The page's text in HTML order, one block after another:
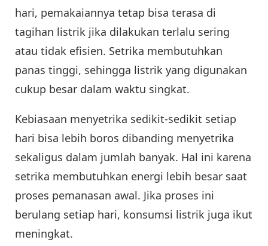
hari, pemakaiannya tetap bisa terasa di
tagihan listrik jika dilakukan terlalu sering
atau tidak efisien. Setrika membutuhkan
panas tinggi, sehingga listrik yang digunakan
cukup besar dalam waktu singkat.
Kebiasaan menyetrika sedikit-sedikit setiap
hari bisa lebih boros dibanding menyetrika
sekaligus dalam jumlah banyak. Hal ini karena
setrika membutuhkan energi lebih besar saat
proses pemanasan awal. Jika proses ini
berulang setiap hari, konsumsi listrik juga ikut
meningkat.